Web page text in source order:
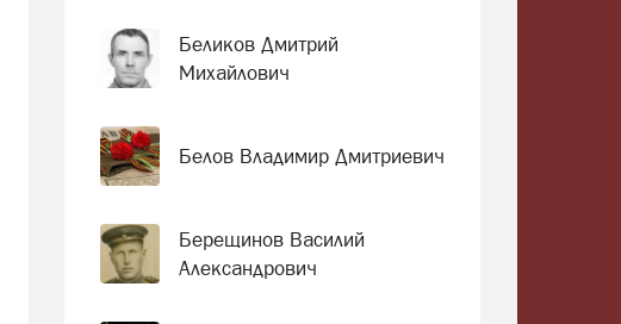
Беликов Дмитрий
Михайлович
Белов Владимир Дмитриевич
Берещинов Василий
Александрович